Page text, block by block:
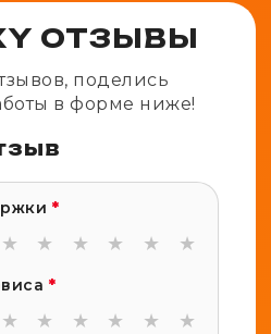
ОТЗЫВЫ
поделись
в форме ниже!
*
★ ★ ★ ★ ★ ★
*
★ ★ ★ ★ ★ ★